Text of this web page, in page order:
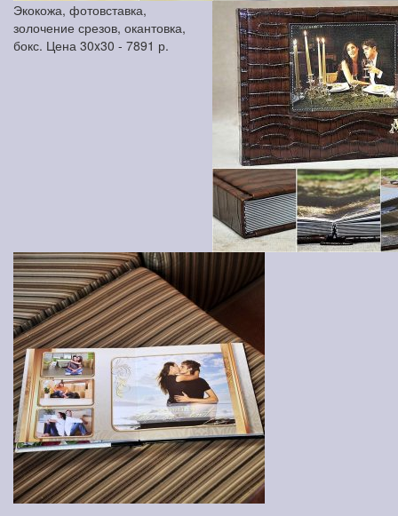
Экокожа, фотовставка,
золочение срезов, окантовка,
бокс. Цена 30x30 - 7891 р.